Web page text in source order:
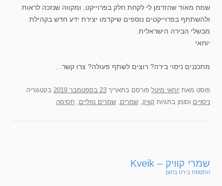
שמח מאוד שהזדמן לי לקחת חלק בפרוייקט, ומקווה שנזכה לראות
ולהשתתף בפרוייקטים נוספים שיקדמו יצירת ידע חדש בקהילת
מבשלי הבירה הישראלית.
יוחאי
מתכננים ניסוי בירה? רוצים לשתף פעולה? צרו קשר…
פוסט מאת יוחאי מיטל פורסם בתאריך 23 בספטמבר 2019
בקטגוריה
ניסויים וסומן בתגיות קוויק, שמרים, שמרים נוזליים, תסיסה.
שמרי קוויק – Kveik
התססת בירה בחום